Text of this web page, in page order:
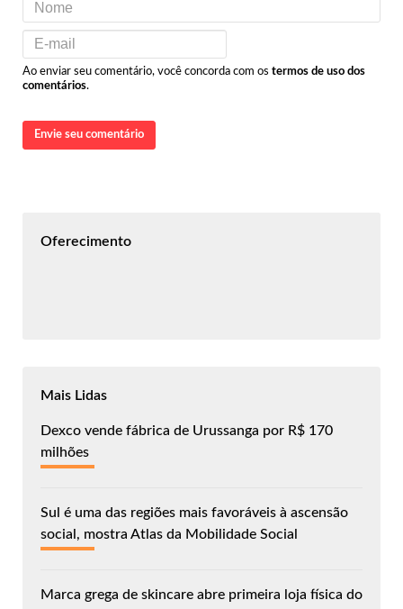
Ao enviar seu comentário, você concorda com os termos de uso dos
comentários.
Envie seu comentário
Oferecimento
Mais Lidas
Dexco vende fábrica de Urussanga por R$ 170
milhões
Sul é uma das regiões mais favoráveis à ascensão
social, mostra Atlas da Mobilidade Social
Marca grega de skincare abre primeira loja física do